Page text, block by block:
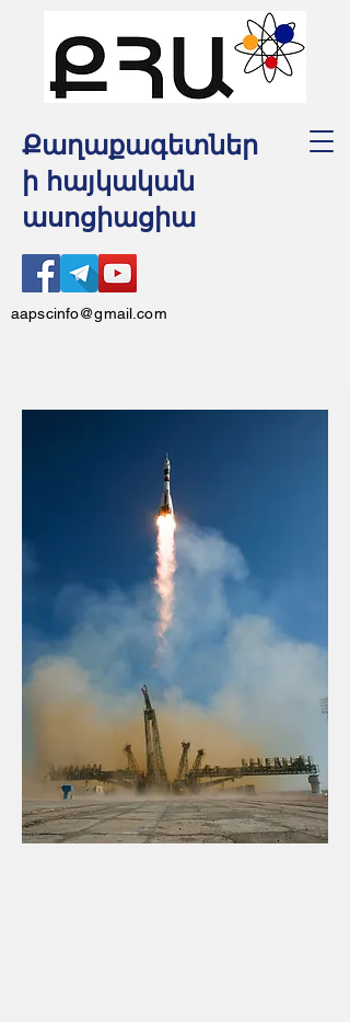
Քաղաքագետներ
ի հայկական
ասոցիացիա
aapscinfo@gmail.com